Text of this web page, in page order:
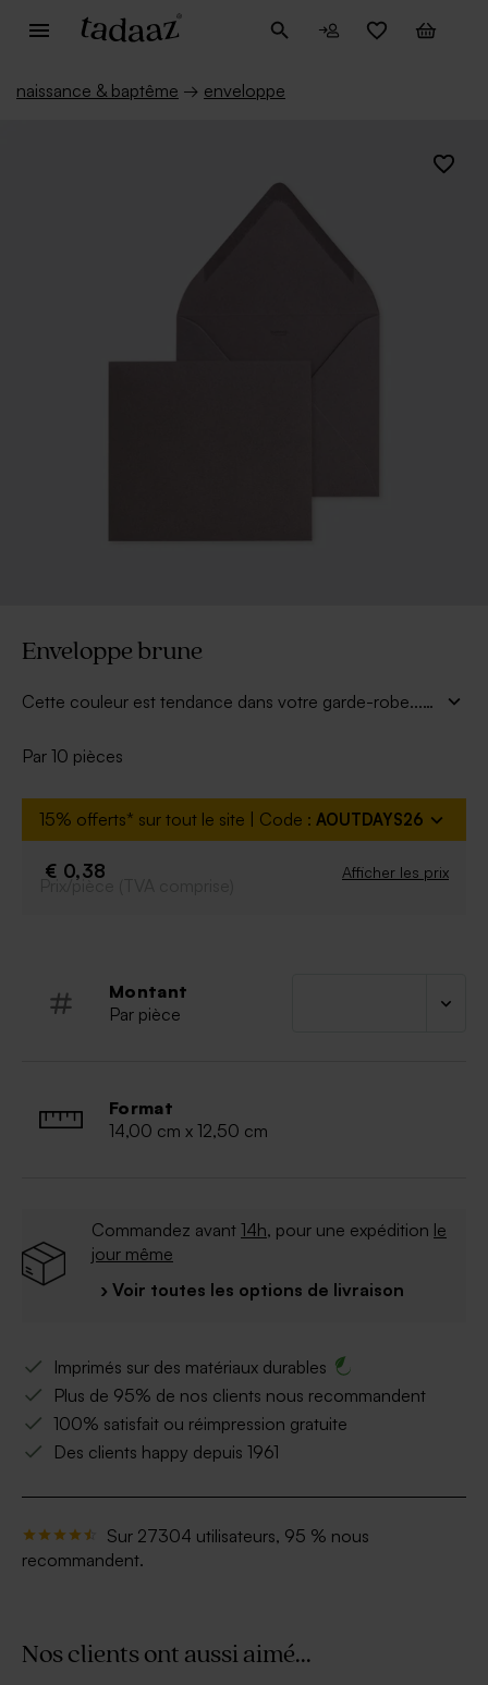
naissance & baptême → enveloppe
Enveloppe brune
Cette couleur est tendance dans votre garde-robe...
Par 10 pièces
15% offerts* sur tout le site | Code : AOUTDAYS26
€ 0,38 Afficher les prix
Prix/pièce (TVA comprise)
Montant
Par pièce
Format
14,00 cm x 12,50 cm
Commandez avant 14h, pour une expédition le
jour même
› Voir toutes les options de livraison
Imprimés sur des matériaux durables
Plus de 95% de nos clients nous recommandent
100% satisfait ou réimpression gratuite
Des clients happy depuis 1961
Sur 27304 utilisateurs, 95 % nous
recommandent.
Nos clients ont aussi aimé...